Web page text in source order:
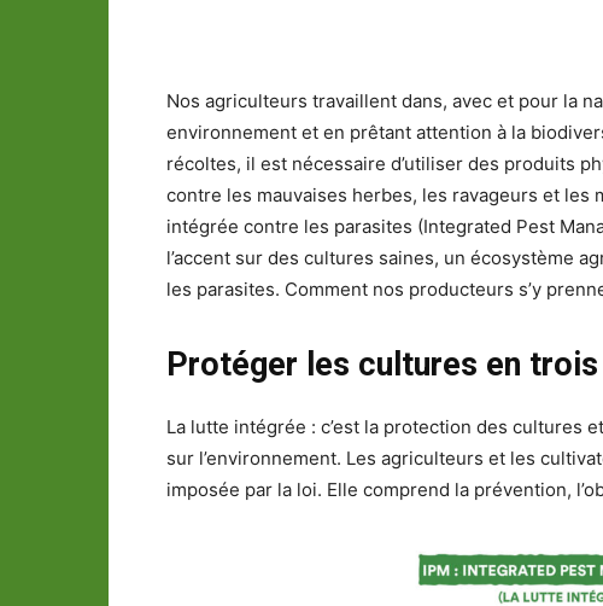
Nos agriculteurs travaillent dans, avec et pour la
environnement et en prêtant attention à la
récoltes, il est nécessaire d’utiliser des produits
contre les mauvaises herbes, les ravageurs et
intégrée contre les parasites (Integrated Pest
l’accent sur des cultures saines, un écosystème
les parasites. Comment nos producteurs s’y
Protéger les cultures en
La lutte intégrée : c’est la protection des cultures
sur l’environnement. Les agriculteurs et les
imposée par la loi. Elle comprend la prévention,